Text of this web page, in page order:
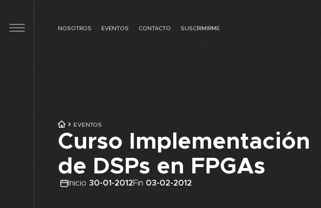
NOSOTROS EVENTOS CONTACTO SUSCRIMIRME
EVENTOS
Curso Implementación
de DSPs en FPGAs
Inicio 30-01-2012Fin 03-02-2012